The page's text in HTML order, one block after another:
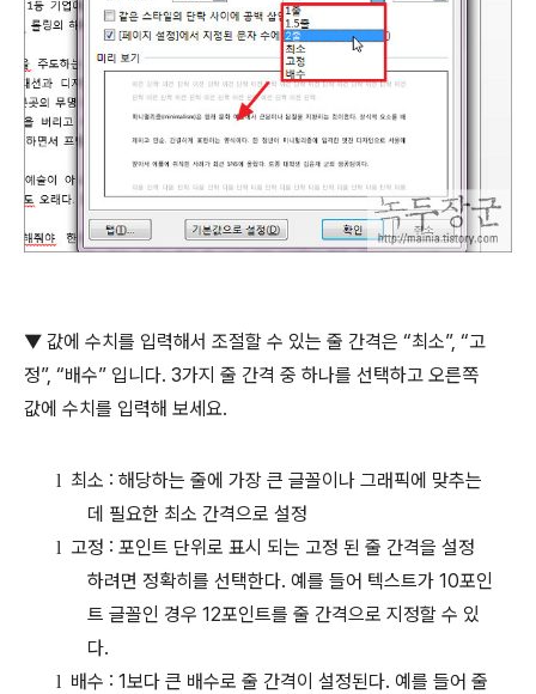
▼ 값에 수치를 입력해서 조절할 수 있는 줄 간격은 “최소”, “고
정”, “배수” 입니다. 3가지 줄 간격 중 하나를 선택하고 오른쪽
값에 수치를 입력해 보세요.
l 최소 : 해당하는 줄에 가장 큰 글꼴이나 그래픽에 맞추는
데 필요한 최소 간격으로 설정
l 고정 : 포인트 단위로 표시 되는 고정 된 줄 간격을 설정
하려면 정확히를 선택한다. 예를 들어 텍스트가 10포인
트 글꼴인 경우 12포인트를 줄 간격으로 지정할 수 있
다.
l 배수 : 1보다 큰 배수로 줄 간격이 설정된다. 예를 들어 줄